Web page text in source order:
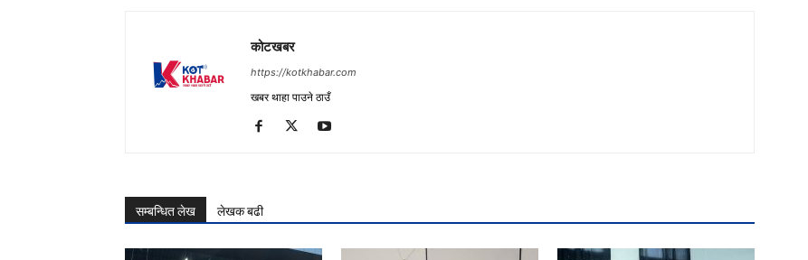
कोटखबर
https://kotkhabar.com
खबर थाहा पाउने ठाउँ
सम्बन्धित लेख लेखक बढी